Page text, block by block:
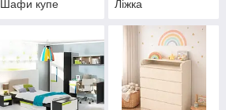
Шафи купе Ліжка